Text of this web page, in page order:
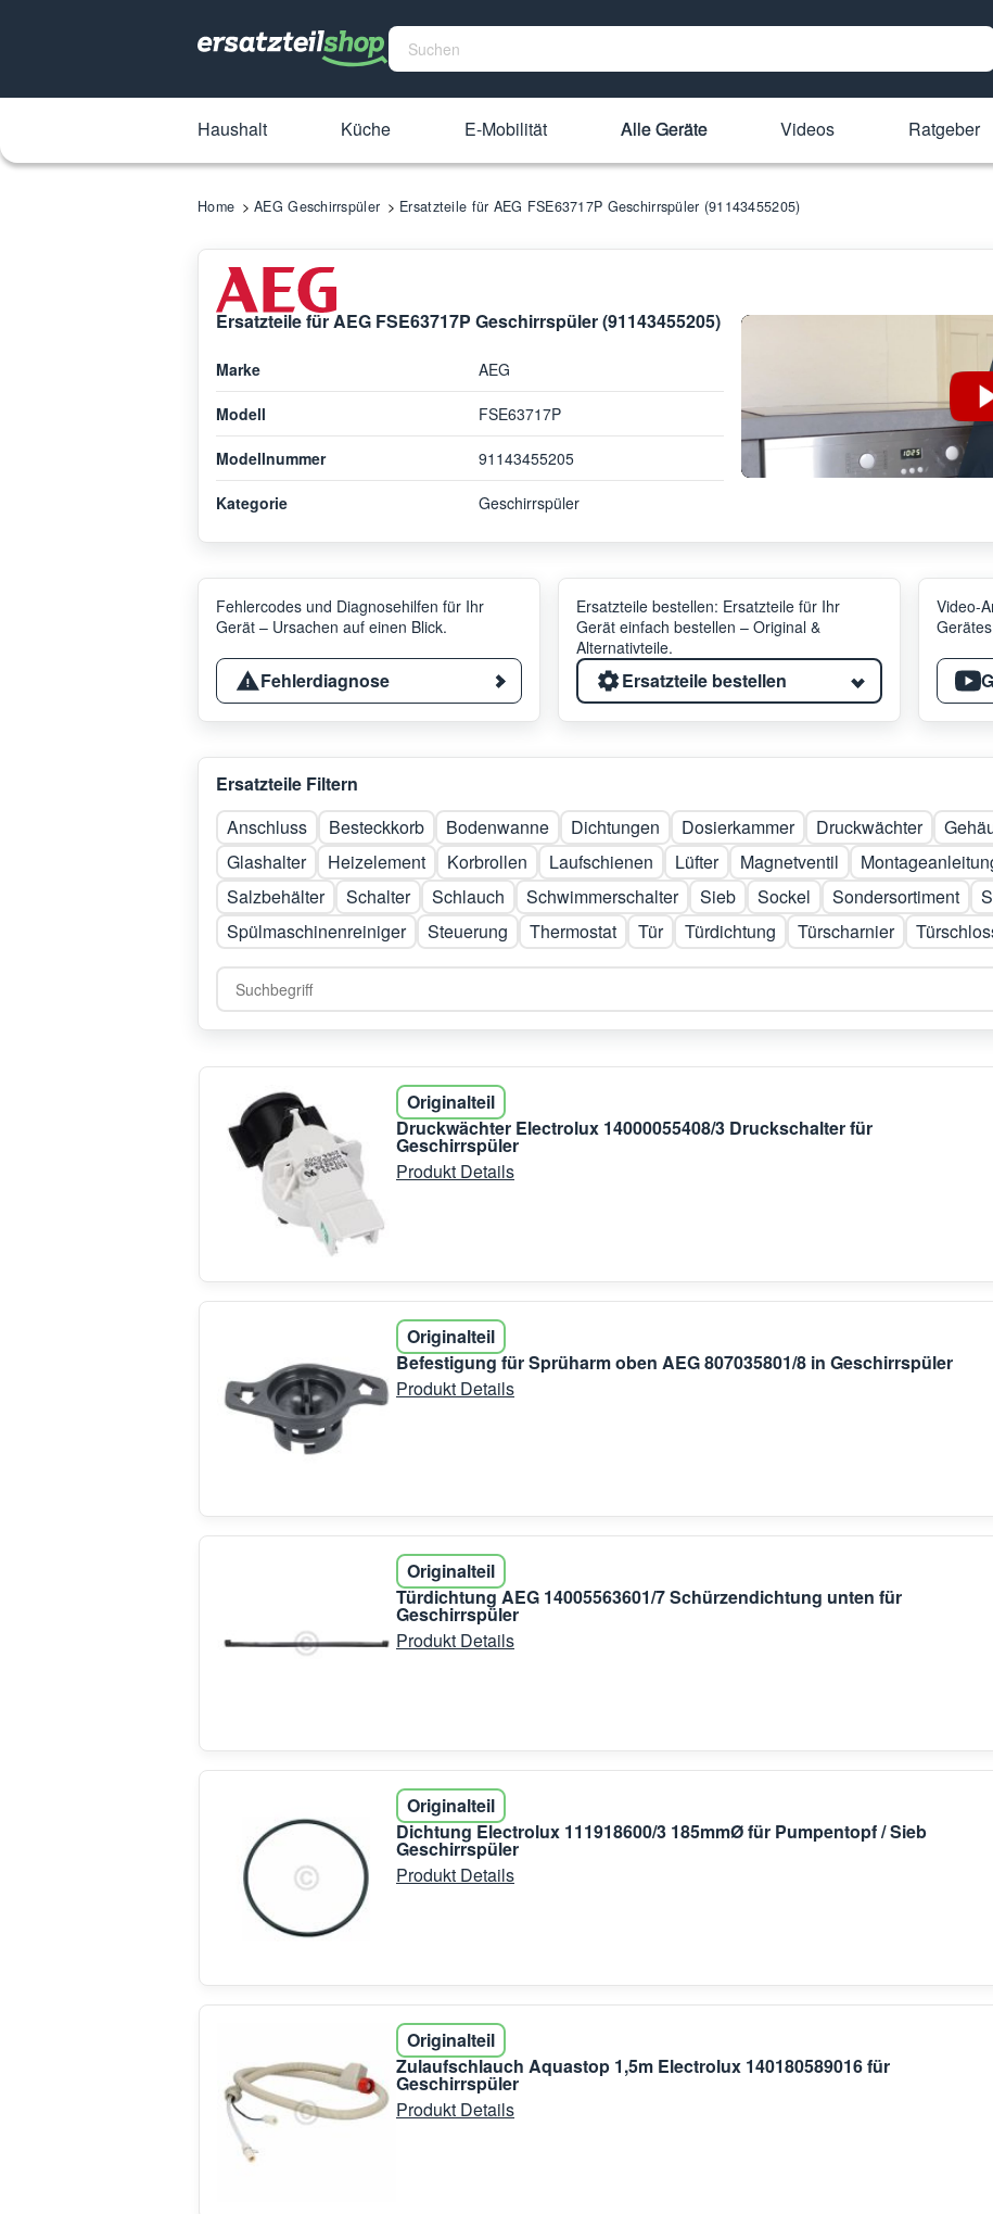
Haushalt Küche E-Mobilität Alle Geräte Videos Ratgeber
Home AEG Geschirrspüler Ersatzteile für AEG FSE63717P Geschirrspüler (91143455205)
Ersatzteile für AEG FSE63717P Geschirrspüler (91143455205)
Marke AEG
Modell FSE63717P
Modellnummer 91143455205
Kategorie Geschirrspüler
Fehlercodes und Diagnosehilfen für Ihr
Gerät – Ursachen auf einen Blick.
Fehlerdiagnose
Ersatzteile bestellen: Ersatzteile für Ihr
Gerät einfach bestellen – Original &
Alternativteile.
Ersatzteile bestellen
Video-
Ersatzteile Filtern
Anschluss
Besteckkorb Bodenwanne Dichtungen Dosierkammer Druckwächter
Glashalter
Heizelement Korbrollen Laufschienen Lüfter Magnetventil
Salzbehälter
Schalter Schlauch Schwimmerschalter Sieb Sockel Sondersortiment
Spülmaschinenreiniger
Steuerung Thermostat Tür Türdichtung Türscharnier
Originalteil
Druckwächter Electrolux 14000055408/3 Druckschalter für
Geschirrspüler
Produkt Details
Originalteil
Befestigung für Sprüharm oben AEG 807035801/8 in Geschirrspüler
Produkt Details
Originalteil
Türdichtung AEG 14005563601/7 Schürzendichtung unten für
Geschirrspüler
Produkt Details
Originalteil
Dichtung Electrolux 111918600/3 185mmØ für Pumpentopf / Sieb
Geschirrspüler
Produkt Details
Originalteil
Zulaufschlauch Aquastop 1,5m Electrolux 140180589016 für
Geschirrspüler
Produkt Details